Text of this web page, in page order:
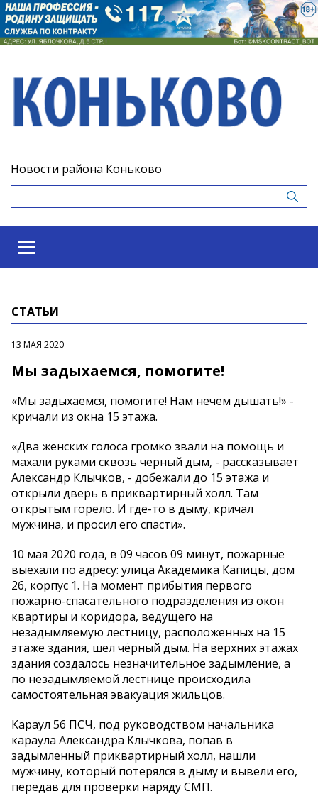
Новости района Коньково
СТАТЬИ
13 МАЯ 2020
Мы задыхаемся, помогите!
«Мы задыхаемся, помогите! Нам нечем дышать!» -
кричали из окна 15 этажа.
«Два женских голоса громко звали на помощь и
махали руками сквозь чёрный дым, - рассказывает
Александр Клычков, - добежали до 15 этажа и
открыли дверь в приквартирный холл. Там
открытым горело. И где-то в дыму, кричал
мужчина, и просил его спасти».
10 мая 2020 года, в 09 часов 09 минут, пожарные
выехали по адресу: улица Академика Капицы, дом
26, корпус 1. На момент прибытия первого
пожарно-спасательного подразделения из окон
квартиры и коридора, ведущего на
незадымляемую лестницу, расположенных на 15
этаже здания, шел чёрный дым. На верхних этажах
здания создалось незначительное задымление, а
по незадымляемой лестнице происходила
самостоятельная эвакуация жильцов.
Караул 56 ПСЧ, под руководством начальника
караула Александра Клычкова, попав в
задымленный приквартирный холл, нашли
мужчину, который потерялся в дыму и вывели его,
передав для проверки наряду СМП.